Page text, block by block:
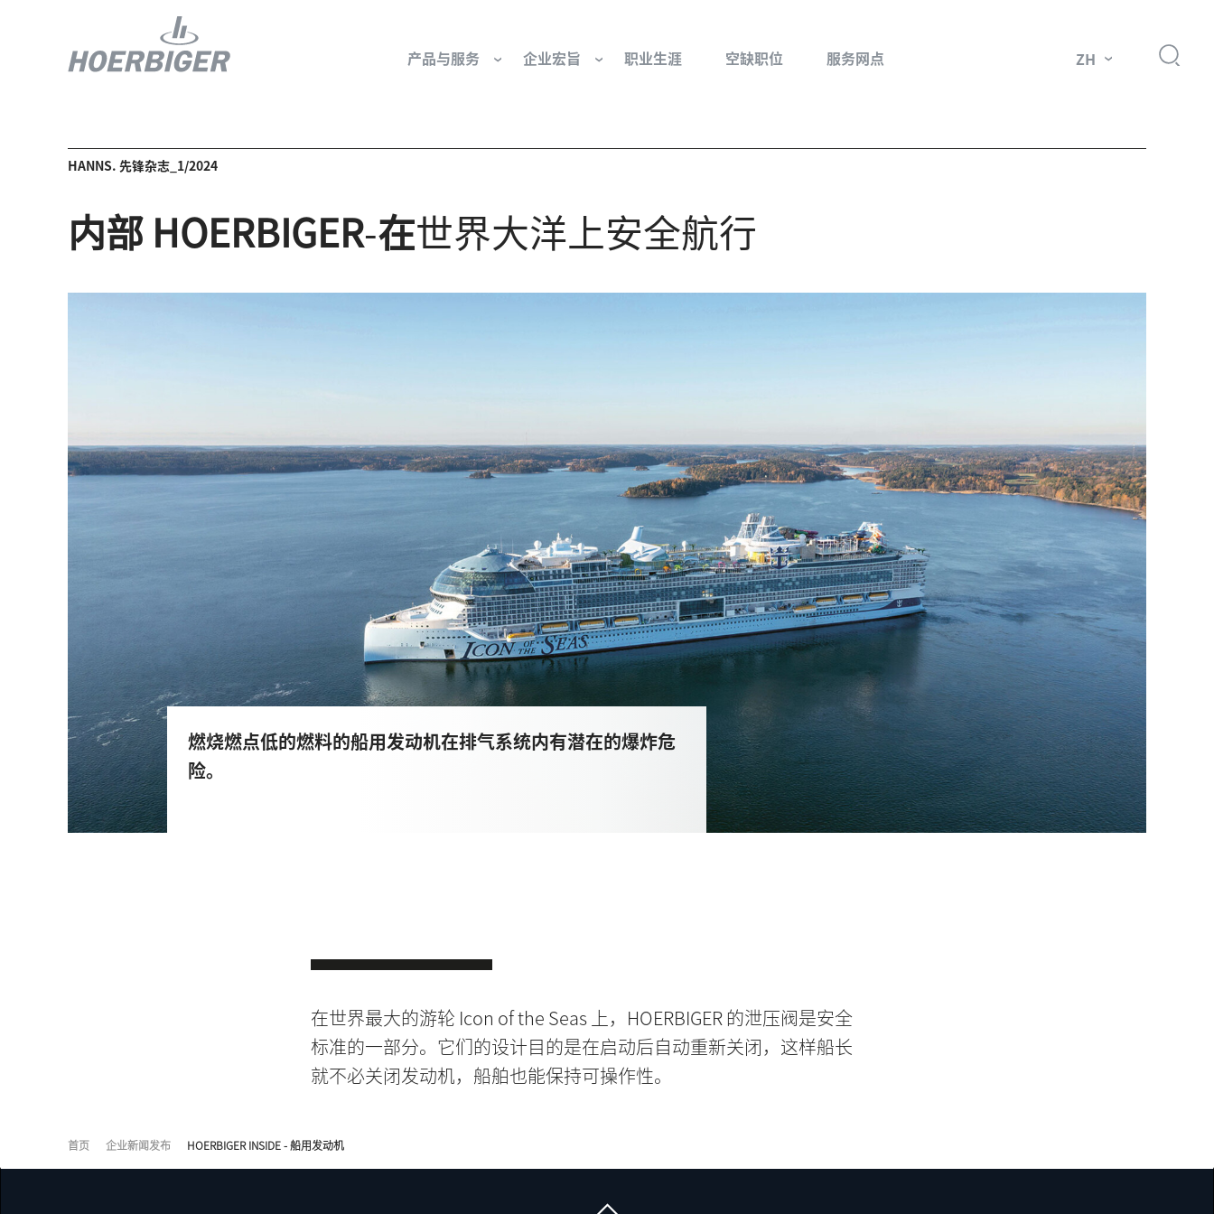
产品与服务
流体控制
旋转接头
燃气发动机部件
行业 - 我们的核心市场
企业宏旨
组织与董事会
文化与价值观
可持续性发展
职业生涯 空缺职位 服务网点 ZH
HANNS. 先锋杂志_1/2024
内部 HOERBIGER-在世界大洋上安全航行
燃烧燃点低的燃料的船用发动机在排气系统内有潜在的爆炸危
险。
在世界最大的游轮 Icon of the Seas 上，HOERBIGER 的泄压阀是安全
标准的一部分。它们的设计目的是在启动后自动重新关闭，这样船长
就不必关闭发动机，船舶也能保持可操作性。
首页 企业新闻发布 HOERBIGER INSIDE - 船用发动机